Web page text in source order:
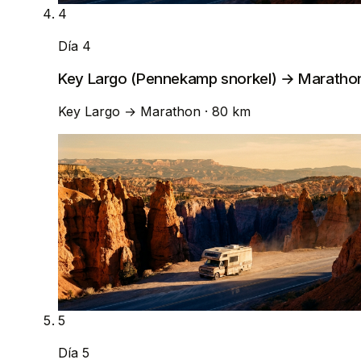
4
Día 4
Key Largo (Pennekamp snorkel) →
Key Largo → Marathon · 80 km
5
Día 5